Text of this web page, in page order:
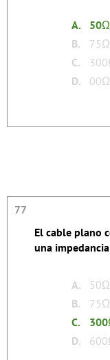
A. 50Ω
B.
75Ω
C.
D.
00Ω
77
El cable plano
una
A.
50Ω
B.
75Ω
C.
300
D.